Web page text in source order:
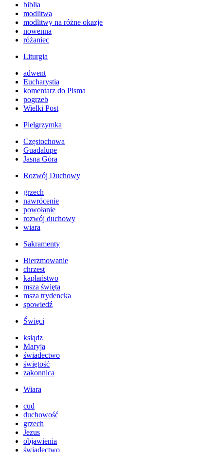
biblia
modlitwa
modlitwy na różne okazje
nowenna
różaniec
Liturgia
adwent
Eucharystia
komentarz do Pisma
pogrzeb
Wielki Post
Pielgrzymka
Częstochowa
Guadalupe
Jasna Góra
Rozwój Duchowy
grzech
nawrócenie
powołanie
rozwój duchowy
wiara
Sakramenty
Bierzmowanie
chrzest
kapłaństwo
msza święta
msza trydencka
spowiedź
Święci
ksiądz
Maryja
świadectwo
świętość
zakonnica
Wiara
cud
duchowość
grzech
Jezus
objawienia
świadectwo